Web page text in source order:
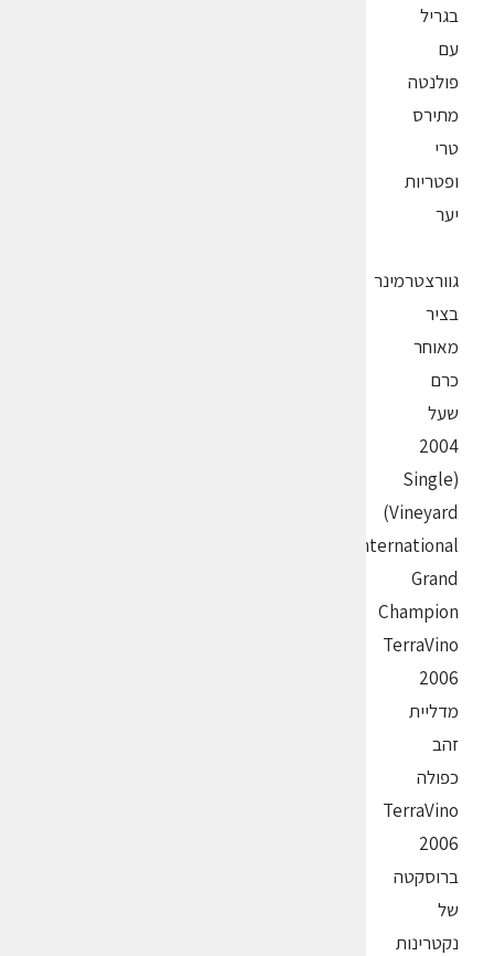
בגריל
עם
פולנטה
מתירס
טרי
ופטריות
יער
גוורצטרמינר
בציר
מאוחר
כרם
שעל
2004
(Single
Vineyard)
International
Grand
Champion
TerraVino
2006
מדליית
זהב
כפולה
TerraVino
2006
ברוסקטה
של
נקטרינות